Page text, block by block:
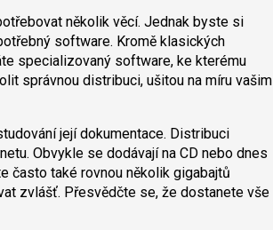
několik věcí. Jednak byste si
software. Kromě klasických
specializovaný software, ke kterému
správnou distribuci, ušitou na míru vašim
její dokumentace. Distribuci
Obvykle se dodávají na CD nebo dnes
často také rovnou několik gigabajtů
zvlášť. Přesvědčte se, že dostanete vše